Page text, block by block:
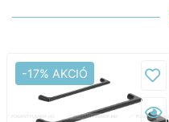
-17% AKCIÓ